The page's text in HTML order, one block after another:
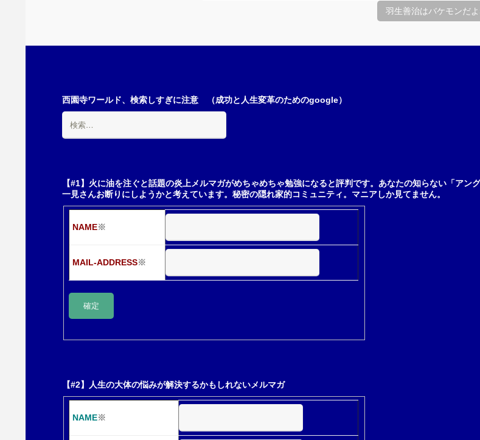
羽生善治はバケモンだ
西園寺ワールド、検索しすぎに注意 （成功と人生変革のためのgoogle）
索:
【#1】火に油を注ぐと話題の炎上メルマガがめちゃめちゃ勉強になると評判です。あなたの知らない「ア
一見さんお断りにしようかと考えています。秘密の隠れ家的コミュニティ。マニアしか見てません。
NAME※
MAIL-ADDRESS※
【#2】人生の大体の悩みが解決するかもしれないメルマガ
NAME※